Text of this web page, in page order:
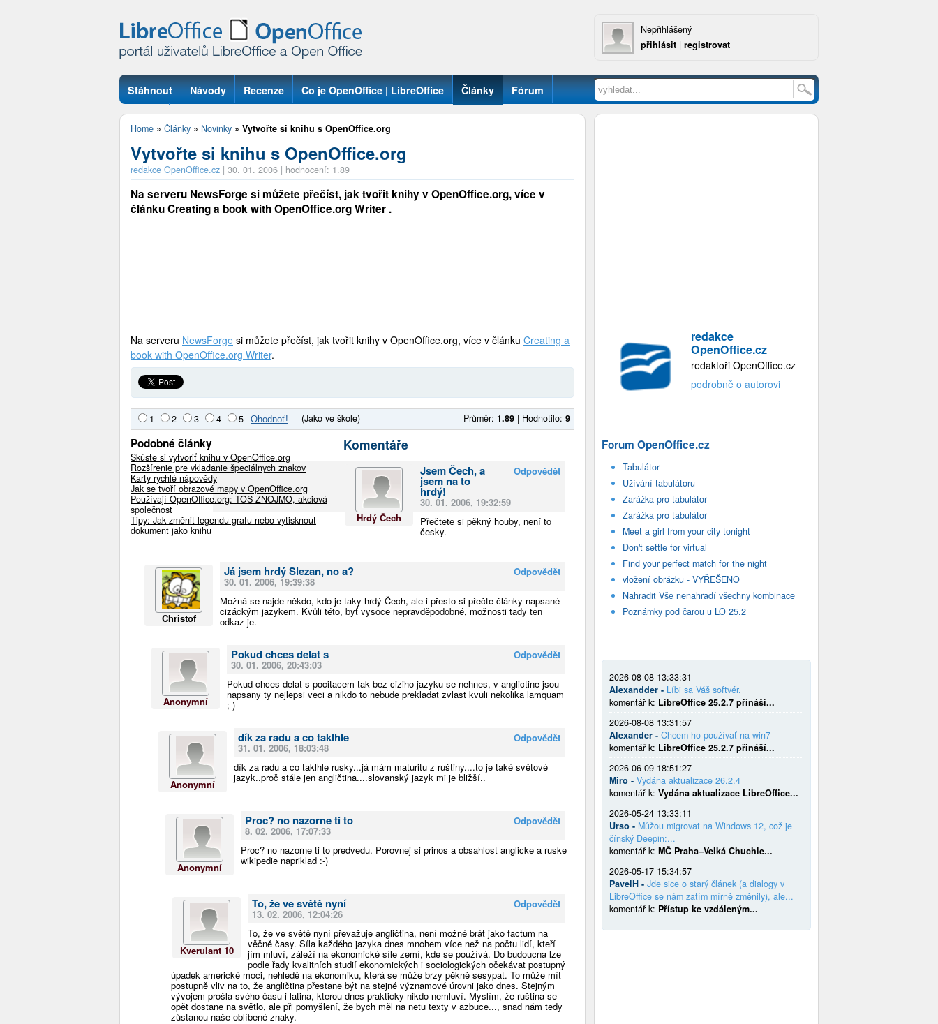
Nepřihlášený
přihlásit | registrovat
Stáhnout Návody Recenze Co je OpenOffice | LibreOffice Články Fórum
Otázky
Home » Články » Novinky » Vytvořte si knihu s OpenOffice.org
Vytvořte si knihu s OpenOffice.org
redakce OpenOffice.cz | 30. 01. 2006 | hodnocení: 1.89
Na serveru NewsForge si můžete přečíst, jak tvořit knihy v OpenOffice.org, více v
článku Creating a book with OpenOffice.org Writer .
Na serveru NewsForge si můžete přečíst, jak tvořit knihy v OpenOffice.org, více v článku Creating a
book with OpenOffice.org Writer.
1 2 3 4 5 (Jako ve škole) Průměr: 1.89 | Hodnotilo: 9
Podobné články
Skúste si vytvoriť knihu v OpenOffice.org
Rozšírenie pre vkladanie špeciálnych znakov
Karty rychlé nápovědy
Jak se tvoří obrazové mapy v OpenOffice.org
Používají OpenOffice.org: TOS ZNOJMO, akciová
společnost
Tipy: Jak změnit legendu grafu nebo vytisknout
dokument jako knihu
Komentáře
Hrdý Čech
Odpovědět
Jsem Čech, a
jsem na to
hrdý!
30. 01. 2006, 19:32:59
Přečtete si pěkný houby, není to
česky.
Christof
Odpovědět
Já jsem hrdý Slezan, no a?
30. 01. 2006, 19:39:38
Možná se najde někdo, kdo je taky hrdý Čech, ale i přesto si přečte články napsané
cizáckým jazykem. Kvůli této, byť vysoce nepravděpodobné, možnosti tady ten
odkaz je.
Anonymní
Odpovědět
Pokud chces delat s
30. 01. 2006, 20:43:03
Pokud chces delat s pocitacem tak bez ciziho jazyku se nehnes, v anglictine jsou
napsany ty nejlepsi veci a nikdo to nebude prekladat zvlast kvuli nekolika lamquam
;-)
Anonymní
Odpovědět
dík za radu a co taklhle
31. 01. 2006, 18:03:48
dík za radu a co taklhle rusky...já mám maturitu z ruštiny....to je také světové
jazyk..proč stále jen angličtina....slovanský jazyk mi je bližší..
Anonymní
Odpovědět
Proc? no nazorne ti to
8. 02. 2006, 17:07:33
Proc? no nazorne ti to predvedu. Porovnej si prinos a obsahlost anglicke a ruske
wikipedie napriklad :-)
Kverulant 10
Odpovědět
To, že ve světě nyní
13. 02. 2006, 12:04:26
To, že ve světě nyní převažuje angličtina, není možné brát jako factum na
věčně časy. Síla každého jazyka dnes mnohem více než na počtu lidí, kteří
jím mluví, záleží na ekonomické síle zemí, kde se používá. Do budoucna lze
podle řady kvalitních studií ekonomických i sociologických očekávat postupný
úpadek americké moci, nehledě na ekonomiku, která se může brzy pěkně sesypat. To může mít
postupně vliv na to, že angličtina přestane být na stejné významové úrovni jako dnes. Stejným
vývojem prošla svého času i latina, kterou dnes prakticky nikdo nemluví. Myslím, že ruština se
opět dostane na světlo, ale při pomyšlení, že bych měl na netu texty v azbuce..., snad nám tedy
zůstanou naše oblíbené znaky.
redakce
OpenOffice.cz
redaktoři OpenOffice.cz
podrobně o autorovi
Forum OpenOffice.cz
Tabulátor
Užívání tabulátoru
Zarážka pro tabulátor
Zarážka pro tabulátor
Meet a girl from your city tonight
Don't settle for virtual
Find your perfect match for the night
vložení obrázku - VYŘEŠENO
Nahradit Vše nenahradí všechny kombinace
Poznámky pod čarou u LO 25.2
2026-08-08 13:33:31
Alexandder - Líbi sa Váš softvér.
komentář k: LibreOffice 25.2.7 přináší...
2026-08-08 13:31:57
Alexander - Chcem ho používať na win7
komentář k: LibreOffice 25.2.7 přináší...
2026-06-09 18:51:27
Miro - Vydána aktualizace 26.2.4
komentář k: Vydána aktualizace LibreOffice...
2026-05-24 13:33:11
Urso - Můžou migrovat na Windows 12, což je
čínský Deepin:...
komentář k: MČ Praha–Velká Chuchle...
2026-05-17 15:34:57
PavelH - Jde sice o starý článek (a dialogy v
LibreOffice se nám zatím mírně změnily), ale...
komentář k: Přístup ke vzdáleným...